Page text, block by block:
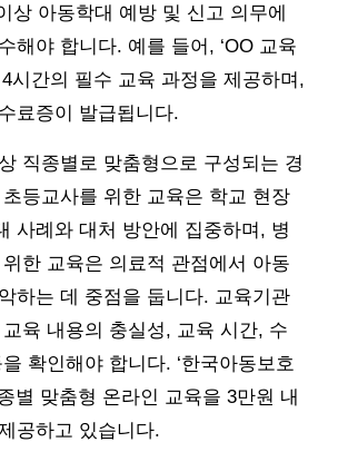
상 아동학대 예방 및 신고 의무에
해야 합니다. 예를 들어, ‘OO 교육
4시간의 필수 교육 과정을 제공하며,
료증이 발급됩니다.
직종별로 맞춤형으로 구성되는 경
등교사를 위한 교육은 학교 현장
사례와 대처 방안에 집중하며, 병
한 교육은 의료적 관점에서 아동
하는 데 중점을 둡니다. 교육기관
육 내용의 충실성, 교육 시간, 수
확인해야 합니다. ‘한국아동보호
별 맞춤형 온라인 교육을 3만원 내
공하고 있습니다.